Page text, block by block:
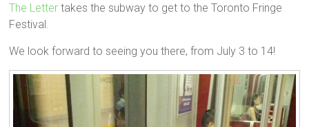
The Letter takes the subway to get to the Toronto Fringe
Festival.
We look forward to seeing you there, from July 3 to 14!